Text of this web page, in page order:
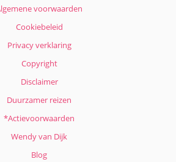
voorwaarden
Cookiebeleid
Privacy verklaring
Copyright
Disclaimer
Duurzamer reizen
*Actievoorwaarden
Wendy van Dijk
Blog